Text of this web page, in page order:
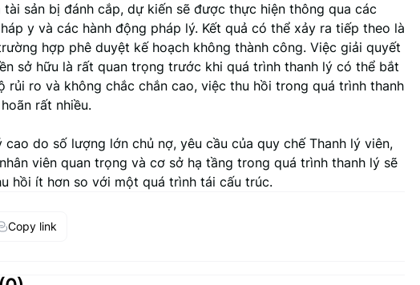
tài sản bị đánh cắp, dự kiến sẽ được thực hiện thông qua các
y và các hành động pháp lý. Kết quả có thể xảy ra tiếp theo là
hợp phê duyệt kế hoạch không thành công. Việc giải quyết
sở hữu là rất quan trọng trước khi quá trình thanh lý có thể bắt
rủi ro và không chắc chắn cao, việc thu hồi trong quá trình thanh
rất nhiều.
cao do số lượng lớn chủ nợ, yêu cầu của quy chế Thanh lý viên,
viên quan trọng và cơ sở hạ tầng trong quá trình thanh lý sẽ
hồi ít hơn so với một quá trình tái cấu trúc.
Copy link